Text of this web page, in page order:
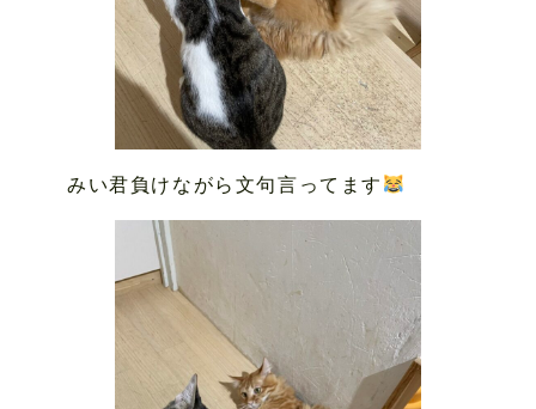
みい君負けながら文句言ってます